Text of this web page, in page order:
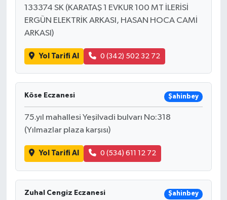
133374 SK (KARATAŞ 1 EVKUR 100 MT İLERİSİ
ERGÜN ELEKTRİK ARKASI, HASAN HOCA CAMİ
ARKASI)
Yol Tarifi Al 0 (342) 502 32 72
Köse Eczanesi Şahinbey
75.yıl mahallesi Yeşilvadi bulvarı No:318
(Yılmazlar plaza karşısı)
Yol Tarifi Al 0 (534) 611 12 72
Zuhal Cengiz Eczanesi Şahinbey
Politika
Resmî ilanlar
Sağlık
Spor
Ulusal